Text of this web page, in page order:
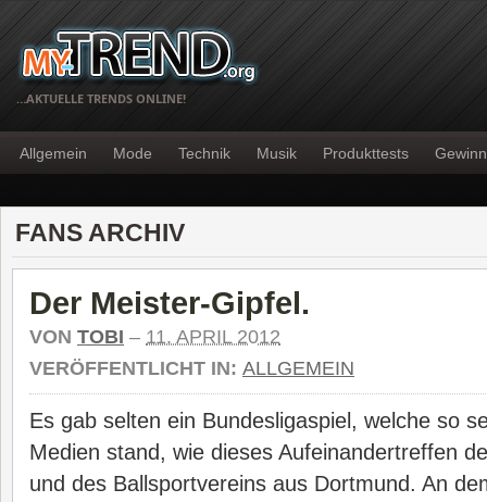
…AKTUELLE TRENDS ONLINE!
Allgemein Mode Technik Musik Produkttests
FANS ARCHIV
Der Meister-Gipfel.
VON TOBI – 11. APRIL 2012
VERÖFFENTLICHT IN: ALLGEMEIN
Es gab selten ein Bundesligaspiel, welche so
Medien stand, wie dieses Aufeinandertreffen
und des Ballsportvereins aus Dortmund. An